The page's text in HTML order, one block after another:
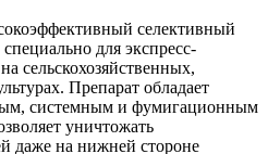
селективный
для экспресс-
на сельскохозяйственных,
Препарат обладает
системным и фумигационным
уничтожать
даже на нижней стороне